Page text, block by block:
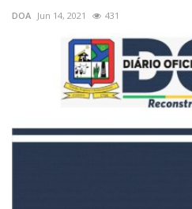
DOA Jun 14, 2021 431